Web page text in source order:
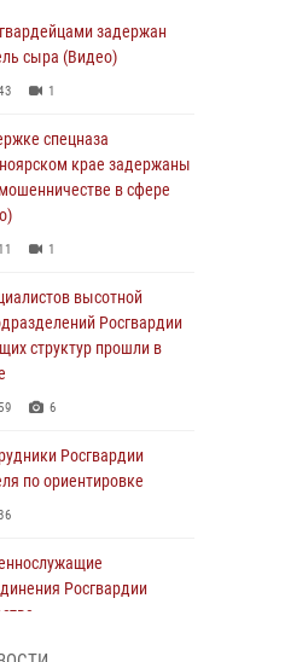
задержан
сыра (Видео)
1
спецназа
крае задержаны
в сфере
1
высотной
Росгвардии
структур прошли в
6
Росгвардии
по ориентировке
Росгвардии